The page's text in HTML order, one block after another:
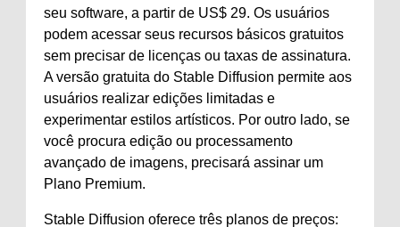
seu software, a partir de US$ 29. Os usuários
podem acessar seus recursos básicos gratuitos
sem precisar de licenças ou taxas de assinatura.
A versão gratuita do Stable Diffusion permite aos
usuários realizar edições limitadas e
experimentar estilos artísticos. Por outro lado, se
você procura edição ou processamento
avançado de imagens, precisará assinar um
Plano Premium.
Stable Diffusion oferece três planos de preços: